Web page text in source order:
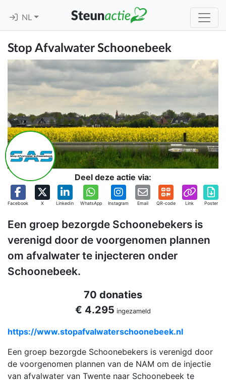
NL
Stop Afvalwater Schoonebeek
Deel deze actie via:
Facebook X Linkedin WhatsApp Instagram Email QR-code Link Poster
Een groep bezorgde Schoonebekers is
verenigd door de voorgenomen plannen
om afvalwater te injecteren onder
Schoonebeek.
70 donaties
€ 4.295 ingezameld
https://www.stopafvalwaterschoonebeek.nl
Een groep bezorgde Schoonebekers is verenigd door
de voorgenomen plannen van de NAM om de injectie
van afvalwater van Twente naar Schoonebeek te